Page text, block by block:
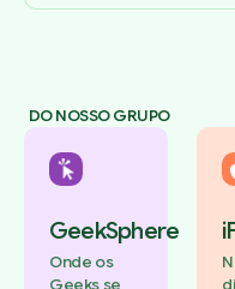
DO NOSSO GRUPO
GeekSphere
Onde os
Geeks se